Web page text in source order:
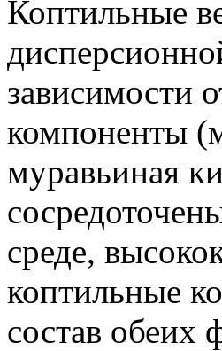
Коптильные
зависимости
компоненты
муравьиная
среде,
коптильные
состав обеих